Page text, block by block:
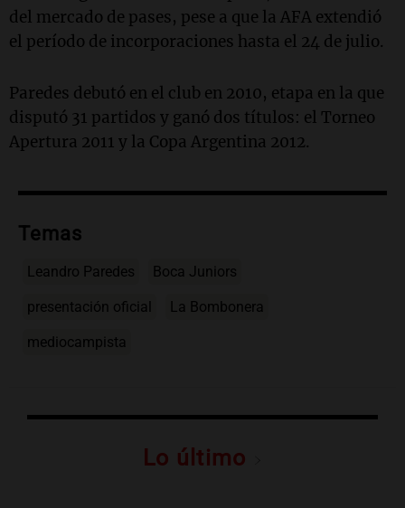
del mercado de pases, pese a que la AFA extendió
el período de incorporaciones hasta el 24 de julio.
Paredes debutó en el club en 2010, etapa en la que
disputó 31 partidos y ganó dos títulos: el Torneo
Apertura 2011 y la Copa Argentina 2012.
Temas
Leandro Paredes Boca Juniors
presentación oficial La Bombonera
mediocampista
Lo último